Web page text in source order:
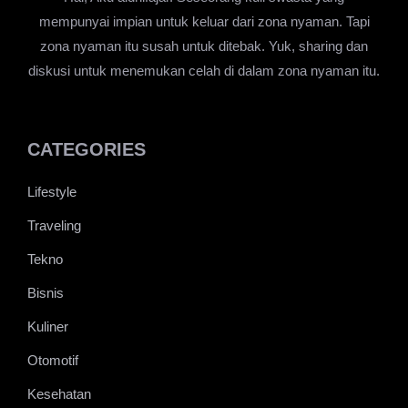
mempunyai impian untuk keluar dari zona nyaman. Tapi
zona nyaman itu susah untuk ditebak. Yuk, sharing dan
diskusi untuk menemukan celah di dalam zona nyaman itu.
CATEGORIES
Lifestyle
Traveling
Tekno
Bisnis
Kuliner
Otomotif
Kesehatan